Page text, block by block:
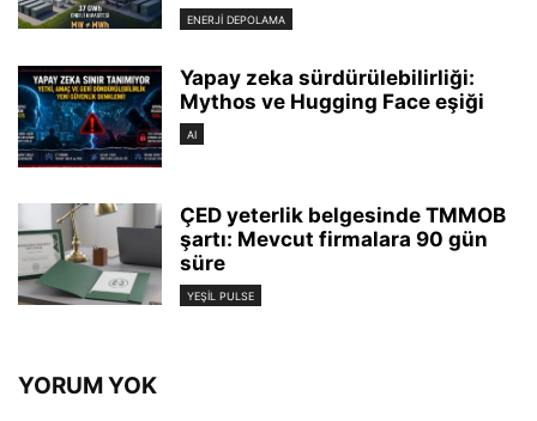
ENERJI DEPOLAMA
Yapay zeka sürdürülebilirliği:
Mythos ve Hugging Face eşiği
AI
ÇED yeterlik belgesinde TMMOB
şartı: Mevcut firmalara 90 gün
süre
YEŞIL PULSE
YORUM YOK